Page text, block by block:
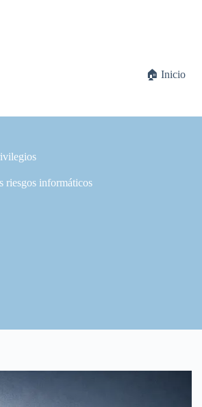
🏠 Inicio
riesgos informáticos